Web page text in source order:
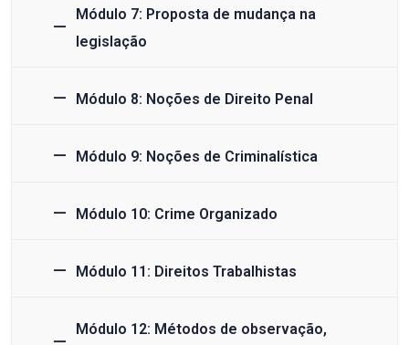
Módulo 7: Proposta de mudança na
legislação
Módulo 8: Noções de Direito Penal
Módulo 9: Noções de Criminalística
Módulo 10: Crime Organizado
Módulo 11: Direitos Trabalhistas
Módulo 12: Métodos de observação,